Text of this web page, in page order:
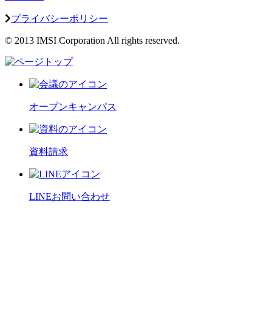
プライバシーポリシー
© 2013 IMSI Corporation All rights reserved.
オープンキャンパス
資料請求
LINEお問い合わせ